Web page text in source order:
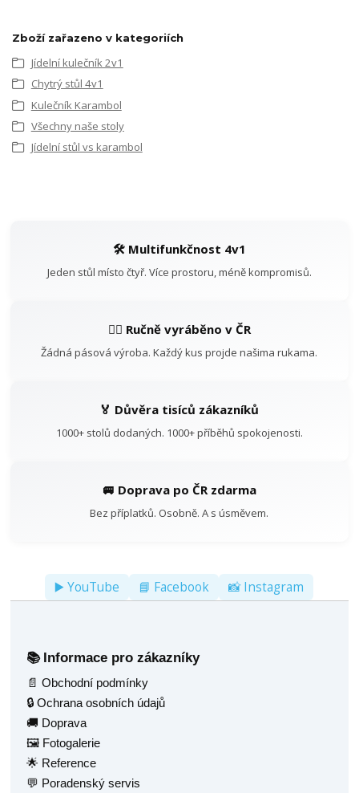
Zboží zařazeno v kategoriích
Jídelní kulečník 2v1
Chytrý stůl 4v1
Kulečník Karambol
Všechny naše stoly
Jídelní stůl vs karambol
🛠️ Multifunkčnost 4v1
Jeden stůl místo čtyř. Více prostoru, méně kompromisů.
👷‍♂️ Ručně vyráběno v ČR
Žádná pásová výroba. Každý kus projde našima rukama.
🏅 Důvěra tisíců zákazníků
1000+ stolů dodaných. 1000+ příběhů spokojenosti.
🚐 Doprava po ČR zdarma
Bez příplatků. Osobně. A s úsměvem.
▶️ YouTube 📘 Facebook 📸 Instagram
📚 Informace pro zákazníky
📄 Obchodní podmínky
🔒 Ochrana osobních údajů
🚚 Doprava
🖼️ Fotogalerie
🌟 Reference
💬 Poradenský servis